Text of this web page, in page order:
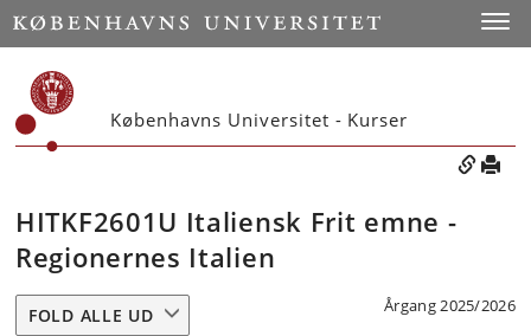
Københavns Universitet - Kurser
HITKF2601U Italiensk Frit emne -
Regionernes Italien
Årgang 2025/2026
FOLD ALLE UD